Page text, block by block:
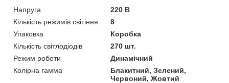
Напруга
220 В
Кількість режимів світіння
8
Упаковка
Коробка
Кількість світлодіодів
270 шт.
Режим роботи
Динамічний
Колірна гамма
Блакитний, Зелений,
Червоний, Жовтий